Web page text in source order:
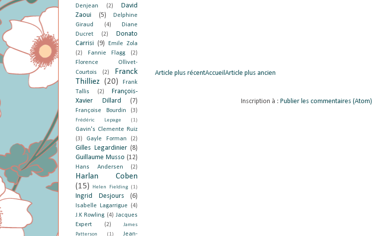
Article plus récent Article plus ancien
Accueil
Inscription à : Publier les commentaires (Atom)
Denjean
(2)
David
Zaoui
(5)
Delphine
Giraud
(4)
Diane
Ducret
(2)
Donato
Carrisi (9)
Emile Zola
(2)
Fannie Flagg
(2)
Florence Ollivet-
Courtois
(2)
Franck
Thilliez (20)
Frank
Tallis
(2)
François-
Xavier Dillard
(7)
Françoise Bourdin (3)
Frédéric Lepage (1)
Gavin's Clemente Ruiz
(3)
Gayle Forman (2)
Gilles Legardinier (8)
Guillaume Musso (12)
Hans Andersen (2)
Harlan Coben
(15)
Helen Fielding (1)
Ingrid Desjours (6)
Isabelle Lagarrigue
(4)
J.K Rowling (4) Jacques
Expert
(2)
James
Patterson
(1) Jean-